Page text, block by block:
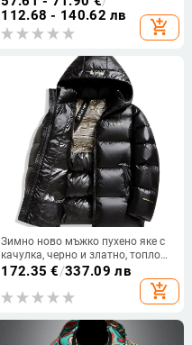
графен, плюс размер
112.68 - 140.62 лв
add_shopping_cart
Зимно ново мъжко пухено яке с
качулка, черно и златно, топло
пухено мъжко палто, поколение
172.35 €/337.09 лв
add_shopping_cart